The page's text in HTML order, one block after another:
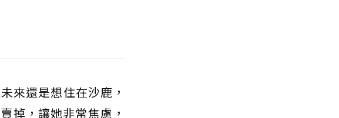
來還是想住在沙鹿，
掉，讓她非常焦慮，